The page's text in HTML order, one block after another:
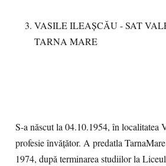
VASILE ILEAȘCĂU - SAT
TARNA MARE
S-a născut la 04.10.1954, în localitatea
profesie învățător. A predatla
1974, după terminarea studiilor la